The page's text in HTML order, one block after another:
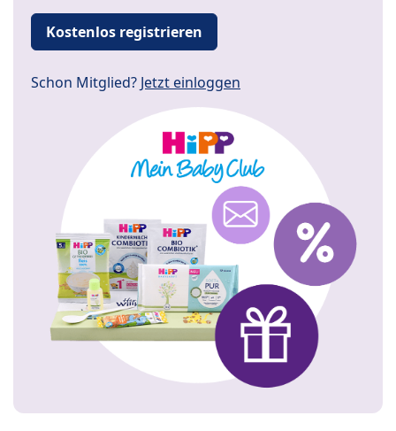
Kostenlos registrieren
Schon Mitglied? Jetzt einloggen